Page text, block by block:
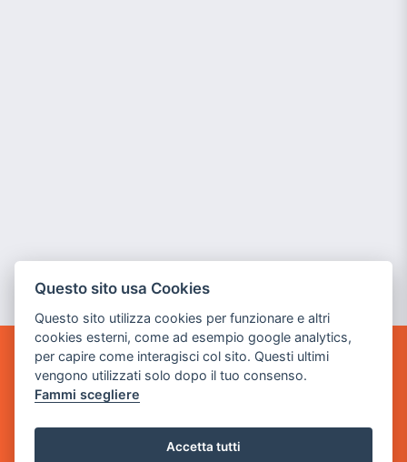
GAME WARP
BY POWER GAME SRL
Sede Legale
via Villaggio dei Platani, 3
Questo sito usa Cookies
Questo sito utilizza cookies per funzionare e altri
cookies esterni, come ad esempio google analytics,
per capire come interagisci col sito. Questi ultimi
vengono utilizzati solo dopo il tuo consenso.
Fammi scegliere
Accetta tutti